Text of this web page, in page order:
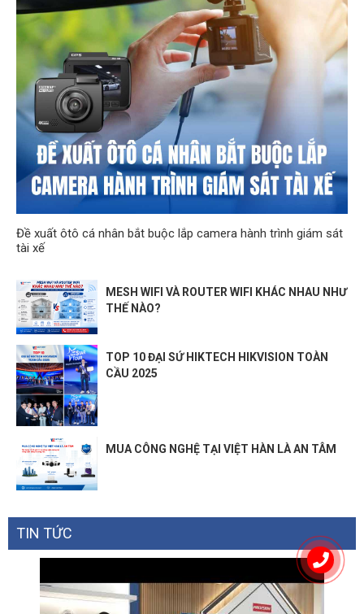
Đề xuất ôtô cá nhân bắt buộc lắp camera hành trình giám sát
tài xế
MESH WIFI VÀ ROUTER WIFI KHÁC NHAU NHƯ
THẾ NÀO?
TOP 10 ĐẠI SỨ HIKTECH HIKVISION TOÀN
CẦU 2025
MUA CÔNG NGHỆ TẠI VIỆT HÀN LÀ AN TÂM
TIN TỨC